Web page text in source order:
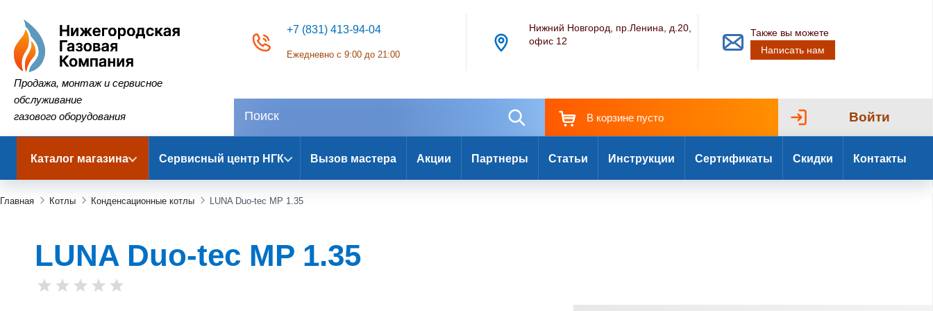
Нижегородская Газовая Компания
Продажа, монтаж и сервисное
обслуживание
газового оборудования
+7 (831) 413-94-04
Ежедневно с 9:00 до 21:00
Нижний Новгород, пр.Ленина, д.20,
офис 12
Также вы можете
Написать нам
В корзине пусто Войти
Каталог магазина Сервисный центр НГК Вызов мастера Акции Партнеры Статьи Инструкции Сертификаты Скидки Контакты
Главная Котлы Конденсационные котлы LUNA Duo-tec MP 1.35
LUNA Duo-tec MP 1.35